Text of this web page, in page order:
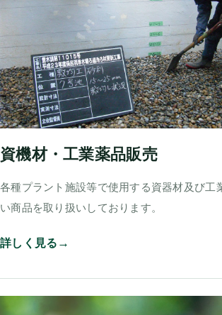
資機材・工業薬品販売
各種プラント施設等で使用する資器材及び工
い商品を取り扱いしております。
詳しく見る